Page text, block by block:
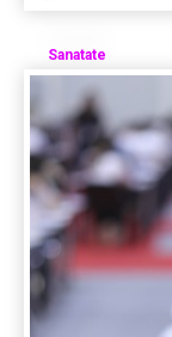
Sanatate